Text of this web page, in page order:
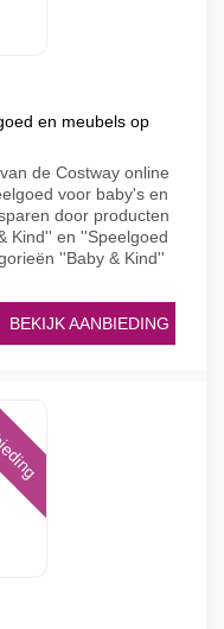
en meubels op
de Costway online
voor baby's en
door producten
Kind'' en ''Speelgoed
''Baby & Kind''
BEKIJK AANBIEDING